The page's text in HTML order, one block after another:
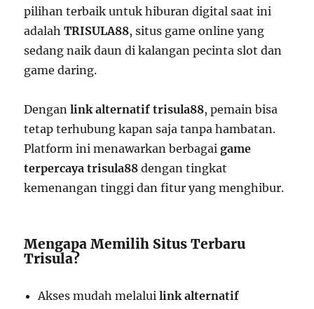
pilihan terbaik untuk hiburan digital saat ini
adalahTRISULA88, situs game online yang
sedang naik daun di kalangan pecinta slot dan
game daring.
Denganlink alternatif trisula88, pemain bisa
tetap terhubung kapan saja tanpa hambatan.
Platform ini menawarkan berbagaigame
terpercaya trisula88 dengan tingkat
kemenangan tinggi dan fitur yang menghibur.
Mengapa Memilih Situs Terbaru
Trisula?
Akses mudah melaluilink alternatif